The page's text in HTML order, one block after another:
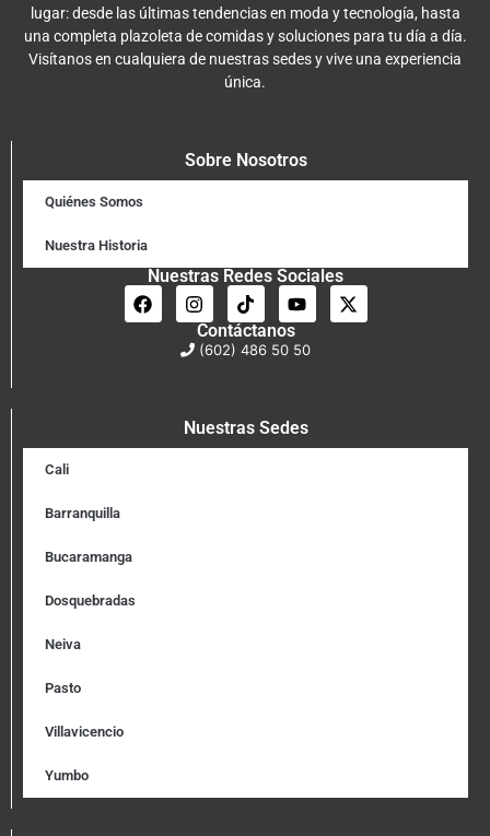
lugar: desde las últimas tendencias en moda y tecnología, hasta
una completa plazoleta de comidas y soluciones para tu día a día.
Visítanos en cualquiera de nuestras sedes y vive una experiencia
única.
Sobre Nosotros
Quiénes Somos
Nuestra Historia
Nuestras Redes Sociales
Contáctanos
(602) 486 50 50
Nuestras Sedes
Cali
Barranquilla
Bucaramanga
Dosquebradas
Neiva
Pasto
Villavicencio
Yumbo